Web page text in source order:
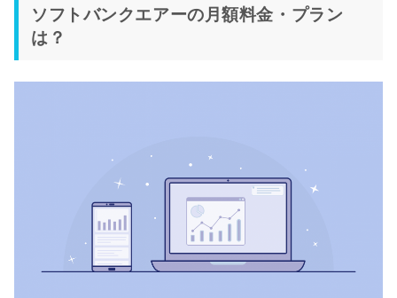
ソフトバンクエアーの月額料金・プラン
は？